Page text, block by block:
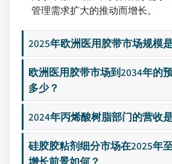
管理需求扩大的推动而增长。
2025年欧洲医用胶带市场规模
欧洲医用胶带市场到2034年的
多少？
2024年丙烯酸树脂部门的营收
硅胶胶粘剂细分市场在2025年